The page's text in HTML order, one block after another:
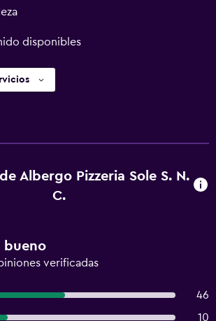
disponibles
Albergo Pizzeria Sole S. N.
C.
bueno
verificadas
46
10